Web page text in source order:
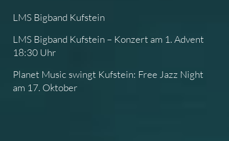
LMS Bigband Kufstein
LMS Bigband Kufstein – Konzert am 1. Advent
18:30 Uhr
Planet Music swingt Kufstein: Free Jazz Night
am 17. Oktober